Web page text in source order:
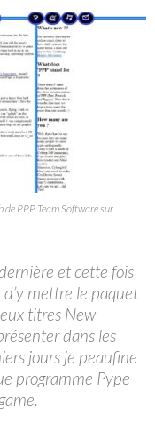
de PPP Team Software sur
et cette fois
mettre le paquet
titres New
dans les
jours je peaufine
programme Pype